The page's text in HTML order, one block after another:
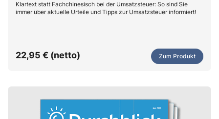
Klartext statt Fachchinesisch bei der Umsatzsteuer: So sind Sie
immer über aktuelle Urteile und Tipps zur Umsatzsteuer informiert!
22,95 € (netto) Zum Produkt